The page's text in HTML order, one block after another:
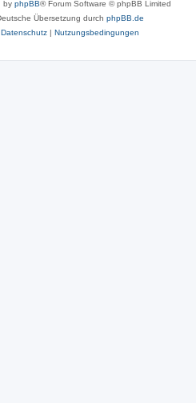
by phpBB® Forum Software © phpBB Limited
Übersetzung durch phpBB.de
Datenschutz| Nutzungsbedingungen